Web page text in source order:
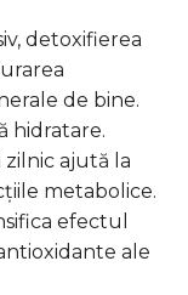
detoxifierea
de bine.
hidratare.
ajută la
metabolice.
efectul
ale